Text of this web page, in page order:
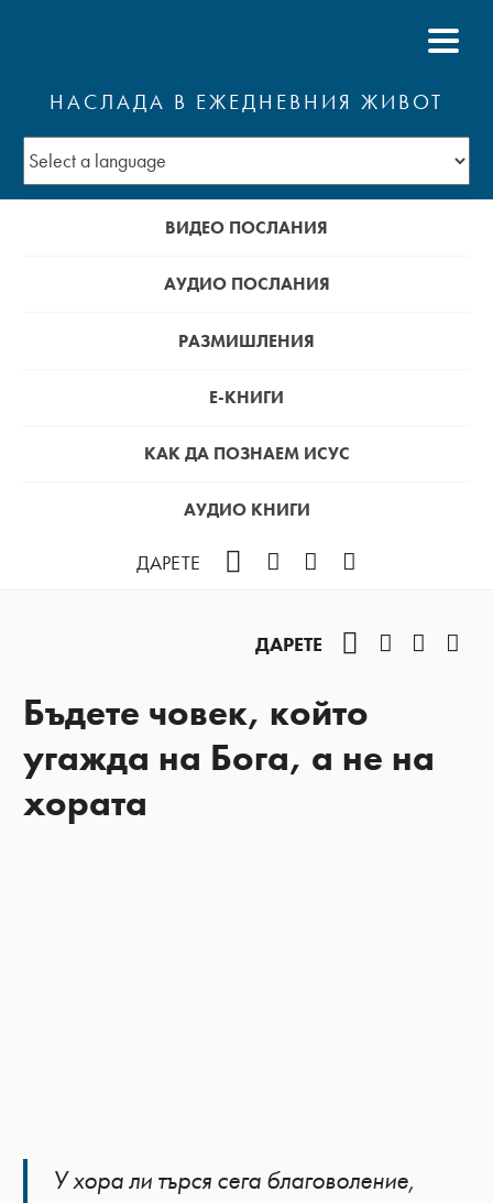
НАСЛАДА В ЕЖЕДНЕВНИЯ ЖИВОТ
ВИДЕО ПОСЛАНИЯ
АУДИО ПОСЛАНИЯ
РАЗМИШЛЕНИЯ
Е-КНИГИ
КАК ДА ПОЗНАЕМ ИСУС
АУДИО КНИГИ
ДАРЕТЕ FacebookInstagram
YouTube
ДАРЕТЕ FacebookInstagram
Бъдете човек, който
угажда на Бога, а не на
хората
У хора ли търся сега благоволение,